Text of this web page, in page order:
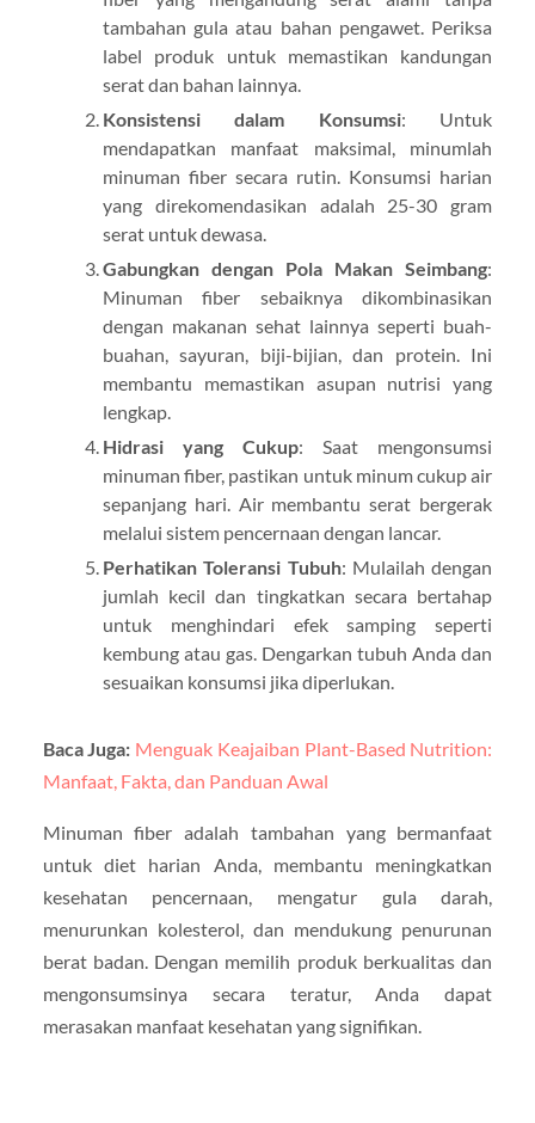
tambahan gula atau bahan pengawet. Periksa
label produk untuk memastikan kandungan
serat dan bahan lainnya.
Konsistensi dalam Konsumsi: Untuk
mendapatkan manfaat maksimal, minumlah
minuman fiber secara rutin. Konsumsi harian
yang direkomendasikan adalah 25-30 gram
serat untuk dewasa.
Gabungkan dengan Pola Makan Seimbang:
Minuman fiber sebaiknya dikombinasikan
dengan makanan sehat lainnya seperti buah-
buahan, sayuran, biji-bijian, dan protein. Ini
membantu memastikan asupan nutrisi yang
lengkap.
Hidrasi yang Cukup: Saat mengonsumsi
minuman fiber, pastikan untuk minum cukup air
sepanjang hari. Air membantu serat bergerak
melalui sistem pencernaan dengan lancar.
Perhatikan Toleransi Tubuh: Mulailah dengan
jumlah kecil dan tingkatkan secara bertahap
untuk menghindari efek samping seperti
kembung atau gas. Dengarkan tubuh Anda dan
sesuaikan konsumsi jika diperlukan.
Baca Juga: Menguak Keajaiban Plant-Based Nutrition:
Manfaat, Fakta, dan Panduan Awal
Minuman fiber adalah tambahan yang bermanfaat
untuk diet harian Anda, membantu meningkatkan
kesehatan pencernaan, mengatur gula darah,
menurunkan kolesterol, dan mendukung penurunan
berat badan. Dengan memilih produk berkualitas dan
mengonsumsinya secara teratur, Anda dapat
merasakan manfaat kesehatan yang signifikan.